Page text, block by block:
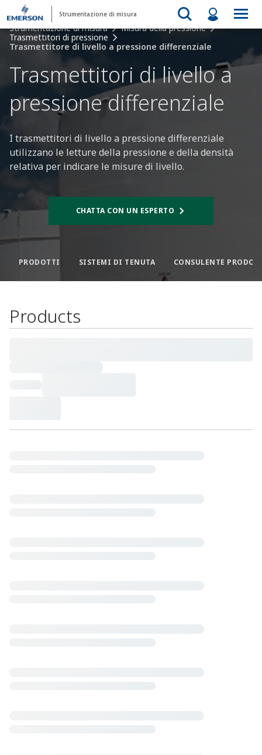
Strumentazione di misura
Strumentazione di misura
Misura della pressione
Trasmettitori di pressione
Trasmettitore di livello a pressione differenziale
Trasmettitori di livello a
pressione differenziale​
I trasmettitori di livello a pressione differenziale
utilizzano le letture della pressione e della densità
relativa per indicare le misure di livello. ​
CHATTA CON UN ESPERTO
PRODOTTI SISTEMI DI TENUTA​ CONSULENTE
Products